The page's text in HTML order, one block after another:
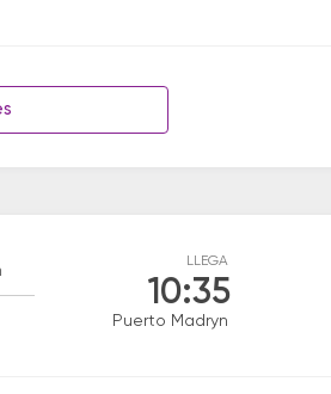
LLEGA
10:35
Puerto Madryn